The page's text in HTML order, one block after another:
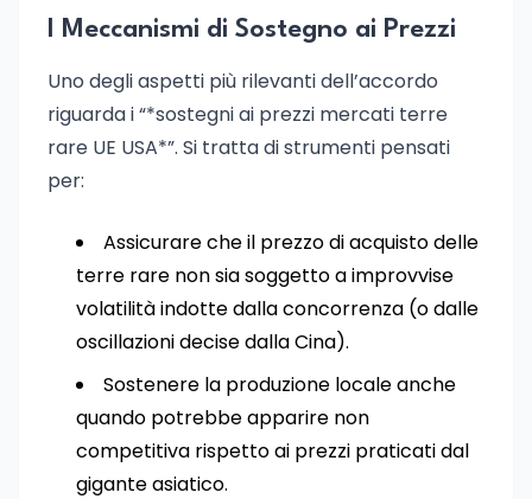
I Meccanismi di Sostegno ai Prezzi
Uno degli aspetti più rilevanti dell’accordo
riguarda i “*sostegni ai prezzi mercati terre
rare UE USA*”. Si tratta di strumenti pensati
per:
Assicurare che il prezzo di acquisto delle
terre rare non sia soggetto a improvvise
volatilità indotte dalla concorrenza (o dalle
oscillazioni decise dalla Cina).
Sostenere la produzione locale anche
quando potrebbe apparire non
competitiva rispetto ai prezzi praticati dal
gigante asiatico.